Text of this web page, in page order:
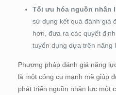
Tối ưu hóa nguồn nhân
sử dụng kết quả đánh giá
hơn, đưa ra các quyết
tuyển dụng dựa trên năng
Phương pháp đánh giá năng
là một công cụ mạnh mẽ giúp
phát triển nguồn nhân lực một